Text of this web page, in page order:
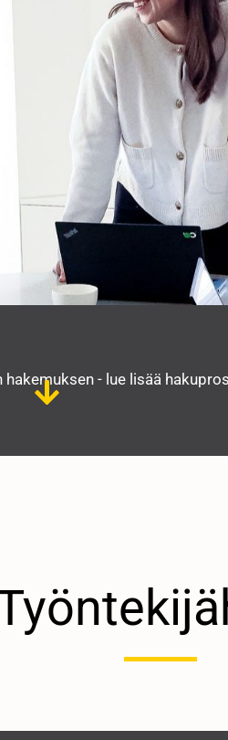
- lue lisää